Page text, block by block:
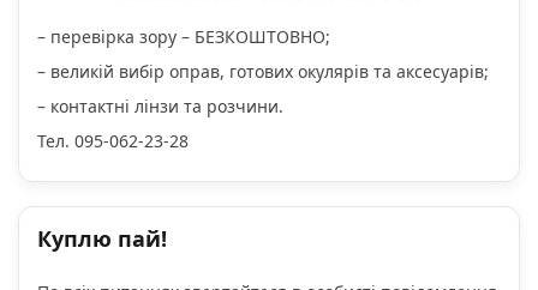
– перевірка зору – БЕЗКОШТОВНО;
– великій вибір оправ, готових окулярів та аксесуарів;
– контактні лінзи та розчини.
Тел. 095-062-23-28
Куплю пай!